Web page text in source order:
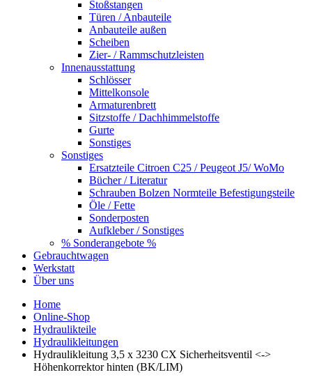
Stoßstangen
Türen / Anbauteile
Anbauteile außen
Scheiben
Zier- / Rammschutzleisten
Innenausstattung
Schlösser
Mittelkonsole
Armaturenbrett
Sitzstoffe / Dachhimmelstoffe
Gurte
Sonstiges
Sonstiges
Ersatzteile Citroen C25 / Peugeot J5/ WoMo
Bücher / Literatur
Schrauben Bolzen Normteile Befestigungsteile
Öle / Fette
Sonderposten
Aufkleber / Sonstiges
% Sonderangebote %
Gebrauchtwagen
Werkstatt
Über uns
Home
Online-Shop
Hydraulikteile
Hydraulikleitungen
Hydraulikleitung 3,5 x 3230 CX Sicherheitsventil <->
Höhenkorrektor hinten (BK/LIM)